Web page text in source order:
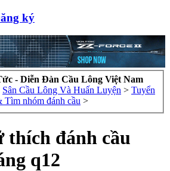
ký
- Diễn Đàn Cầu Lông Việt Nam
Sân Cầu Lông Và Huấn Luyện > Tuyển
Tìm nhóm đánh cầu >
thích đánh cầu
q12